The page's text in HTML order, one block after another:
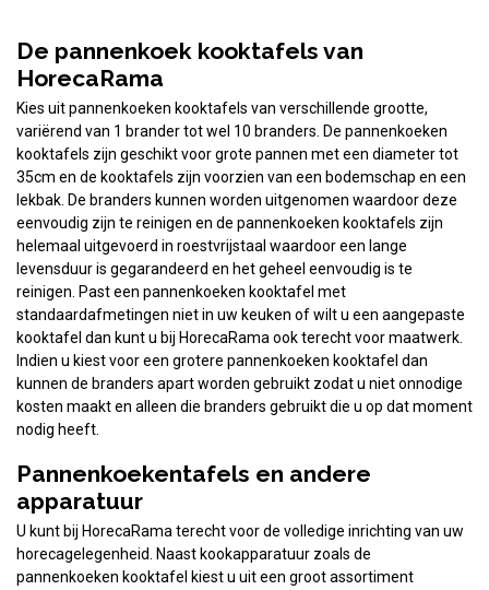
De pannenkoek kooktafels van
HorecaRama
Kies uit pannenkoeken kooktafels van verschillende grootte,
variërend van 1 brander tot wel 10 branders. De pannenkoeken
kooktafels zijn geschikt voor grote pannen met een diameter tot
35cm en de kooktafels zijn voorzien van een bodemschap en een
lekbak. De branders kunnen worden uitgenomen waardoor deze
eenvoudig zijn te reinigen en de pannenkoeken kooktafels zijn
helemaal uitgevoerd in roestvrijstaal waardoor een lange
levensduur is gegarandeerd en het geheel eenvoudig is te
reinigen. Past een pannenkoeken kooktafel met
standaardafmetingen niet in uw keuken of wilt u een aangepaste
kooktafel dan kunt u bij HorecaRama ook terecht voor maatwerk.
Indien u kiest voor een grotere pannenkoeken kooktafel dan
kunnen de branders apart worden gebruikt zodat u niet onnodige
kosten maakt en alleen die branders gebruikt die u op dat moment
nodig heeft.
Pannenkoekentafels en andere
apparatuur
U kunt bij HorecaRama terecht voor de volledige inrichting van uw
horecagelegenheid. Naast kookapparatuur zoals de
pannenkoeken kooktafel kiest u uit een groot assortiment